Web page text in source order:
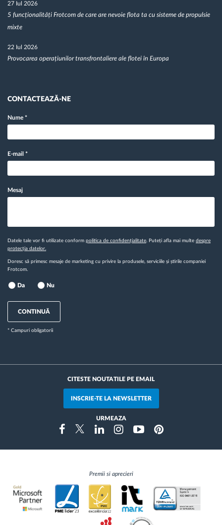
27 Iul 2026
5 funcționalități Frotcom de care are nevoie flota ta cu sisteme de propulsie
mixte
22 Iul 2026
Provocarea operațiunilor transfrontaliere ale flotei în Europa
CONTACTEAZĂ-NE
Nume *
E-mail *
Mesaj
Datele tale vor fi utilizate conform politica de confidențialitate. Puteți afla mai multe despre
protecția datelor.
Doresc să primesc mesaje de marketing cu privire la produsele, serviciile și știrile companiei
Frotcom.
Da Nu
CONTINUĂ
* Campuri obligatorii
CITESTE NOUTATILE PE EMAIL
INSCRIE-TE LA NEWSLETTER
URMEAZA
FacebookTwitterLinkedinInstragramYoutubePinterest
Premii si aprecieri